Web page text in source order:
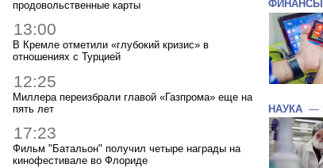
продовольственные карты
13:00
В Кремле отметили «глубокий кризис» в
отношениях с Турцией
12:25
Миллера переизбрали главой «Газпрома» еще на
пять лет
17:23
Фильм "Батальон" получил четыре награды на
кинофестивале во Флориде
ФИНАНСЫ
НАУКА —